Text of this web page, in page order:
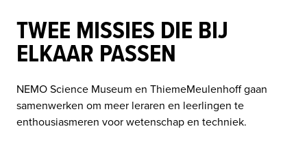
TWEE MISSIES DIE BIJ
ELKAAR PASSEN
NEMO Science Museum en ThiemeMeulenhoff gaan
samenwerken om meer leraren en leerlingen te
enthousiasmeren voor wetenschap en techniek.